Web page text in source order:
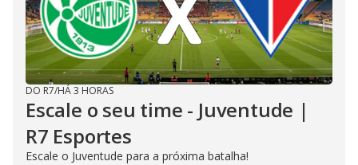
DO R7/HÁ 3 HORAS
Escale o seu time - Juventude |
R7 Esportes
Escale o Juventude para a próxima batalha!